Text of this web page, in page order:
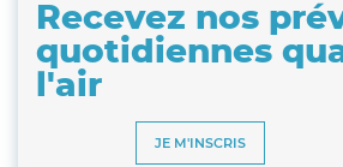
Recevez nos
quotidiennes
l'air
JE M'INSCRIS